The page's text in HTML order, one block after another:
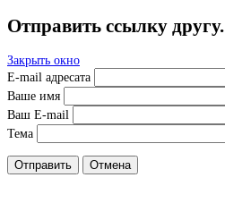
Отправить ссылку другу.
Закрыть окно
E-mail адресата
Ваше имя
Ваш E-mail
Тема
Отправить Отмена